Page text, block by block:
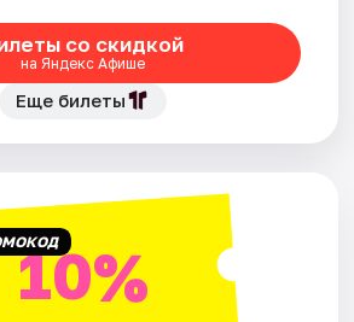
со скидкой
на Яндекс Афише
Еще билеты
10%